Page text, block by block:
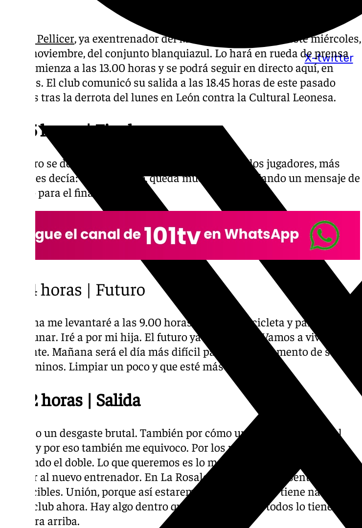
X-twitter
Sergio Pellicer, ya exentrenador del Málaga CF, se despide este miércoles,
19 de noviembre, del conjunto blanquiazul. Lo hará en rueda de prensa
que comienza a las 13.00 horas y se podrá seguir en directo aquí, en
101tv.es. El club comunicó su salida a las 18.45 horas de este pasado
martes tras la derrota del lunes en León contra la Cultural Leonesa.
13.15 horas | Final
Primero se despidió con un «Os quiero a todos». A los jugadores, más
tarde les decía: «A darle duro, queda mucho aún», dejando un mensaje de
ánimo para el final de liga.
13.14 horas | Futuro
Mañana me levantaré a las 9.00 horas, cogeré al bicicleta y pararé a
desayunar. Iré a por mi hija. El futuro ya lo veremos. Vamos a vivir el
presente. Mañana será el día más difícil para mí. Es momento de separar
los caminos. Limpiar un poco y que esté más tranquilos.
13.12 horas | Salida
Ha sido un desgaste brutal. También por cómo uno lo vive. Lo llevo al
límite y por eso también me equivoco. Por los resultados estaba
sufriendo el doble. Lo que queremos es lo mejor para el Málaga. Hay que
apoyar al nuevo entrenador. En La Rosaleda tenemos que sentirnos
invencibles. Unión, porque así estaremos más cerca. No tiene nada que
ver el club ahora. Hay algo dentro que los jugadores y todos lo tienen. Va
a ir para arriba.